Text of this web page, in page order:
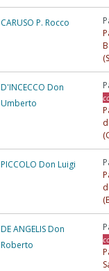
CARUSO P. Rocco
D'INCECCO Don
Umberto
PICCOLO Don Luigi
DE ANGELIS Don
Roberto